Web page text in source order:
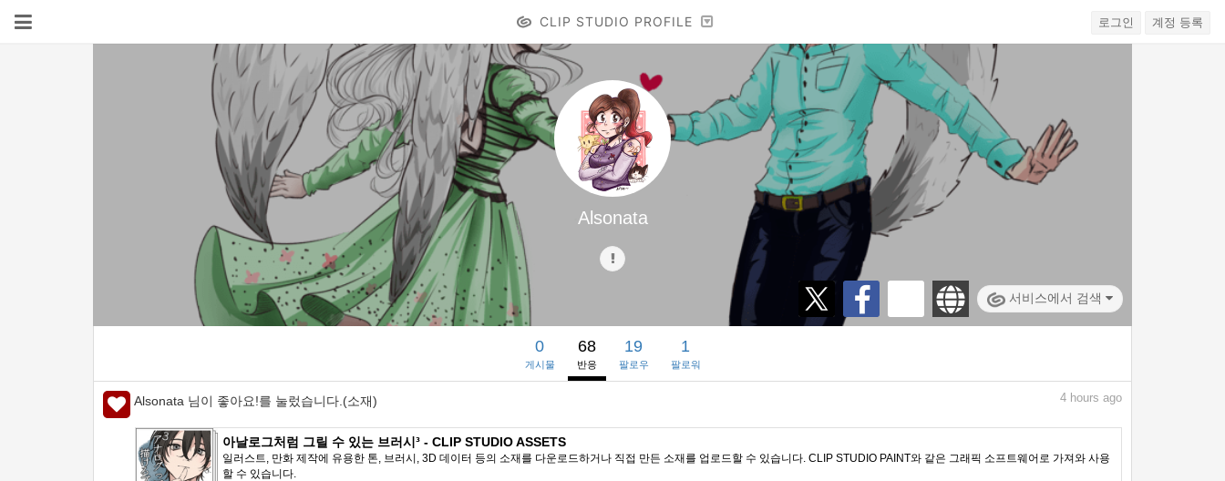
CLIP STUDIO PROFILE 로그인 계정 등록
Alsonata
서비스에서 검색
0
게시물
68
반응
19
팔로우
1
팔로워
Alsonata 님이 좋아요!를 눌렀습니다.(소재) 4 hours ago
아날로그처럼 그릴 수 있는 브러시³ - CLIP STUDIO ASSETS
일러스트, 만화 제작에 유용한 톤, 브러시, 3D 데이터 등의 소재를 다운로드하거나 직접 만든 소재를 업로드할 수 있습니다. CLIP STUDIO PAINT와 같은 그래픽 소프트웨어로 가져와 사용
할 수 있습니다.